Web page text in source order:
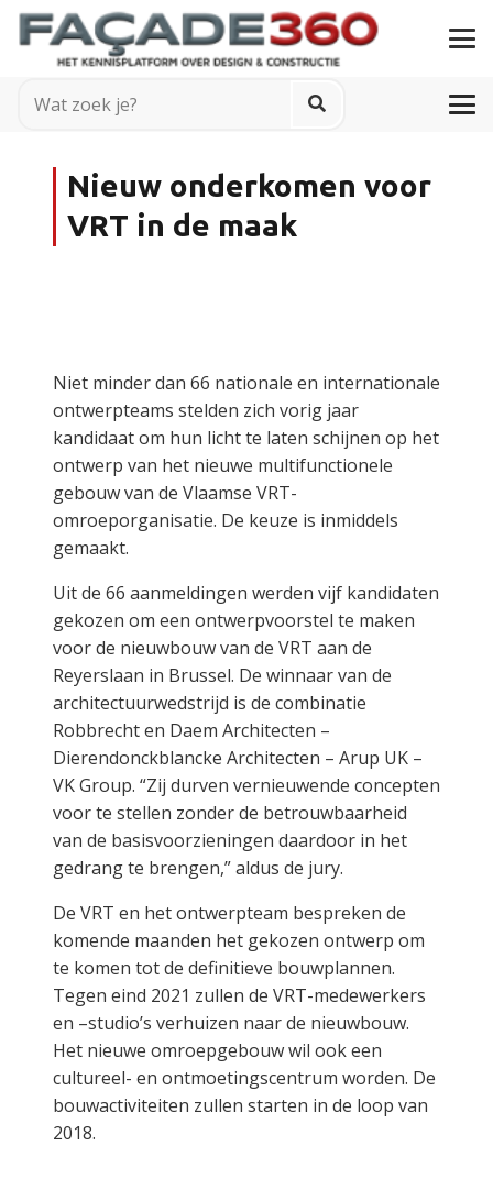
Nieuw onderkomen voor
VRT in de maak
Niet minder dan 66 nationale en internationale
ontwerpteams stelden zich vorig jaar
kandidaat om hun licht te laten schijnen op het
ontwerp van het nieuwe multifunctionele
gebouw van de Vlaamse VRT-
omroeporganisatie. De keuze is inmiddels
gemaakt.
Uit de 66 aanmeldingen werden vijf kandidaten
gekozen om een ontwerpvoorstel te maken
voor de nieuwbouw van de VRT aan de
Reyerslaan in Brussel. De winnaar van de
architectuurwedstrijd is de combinatie
Robbrecht en Daem Architecten –
Dierendonckblancke Architecten – Arup UK –
VK Group. “Zij durven vernieuwende concepten
voor te stellen zonder de betrouwbaarheid
van de basisvoorzieningen daardoor in het
gedrang te brengen,” aldus de jury.
De VRT en het ontwerpteam bespreken de
komende maanden het gekozen ontwerp om
te komen tot de definitieve bouwplannen.
Tegen eind 2021 zullen de VRT-medewerkers
en –studio’s verhuizen naar de nieuwbouw.
Het nieuwe omroepgebouw wil ook een
cultureel- en ontmoetingscentrum worden. De
bouwactiviteiten zullen starten in de loop van
2018.